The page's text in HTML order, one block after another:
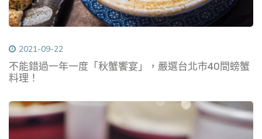
2021-09-22
不能錯過一年一度「秋蟹饗宴」，嚴選台北市40間螃蟹
料理！